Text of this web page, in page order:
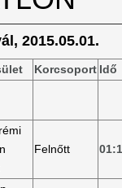
2015.05.01.
Korcsoport Idő
Felnőtt